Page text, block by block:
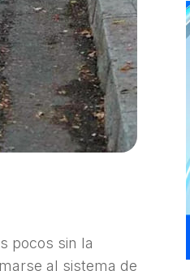
pocos sin la
al sistema de